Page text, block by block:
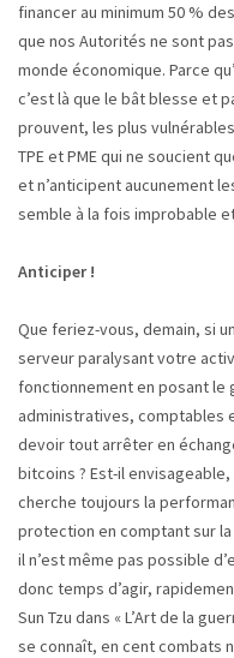
financer au minimum 50 %
que nos Autorités ne sont
monde économique. Parce
c’est là que le bât blesse et
prouvent, les plus
TPE et PME qui ne soucient
et n’anticipent aucunement
semble à la fois improbable
Anticiper !
Que feriez-vous, demain, si
serveur paralysant votre
fonctionnement en posant le
administratives, comptables
devoir tout arrêter en
bitcoins ? Est-il
cherche toujours la
protection en comptant sur la
il n’est même pas possible
donc temps d’agir,
Sun Tzu dans « L’Art de la
se connaît, en cent combats